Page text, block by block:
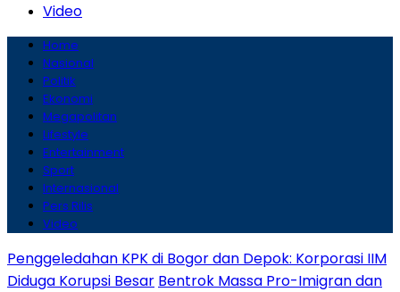
Video
Home
Nasional
Politik
Ekonomi
Megapolitan
Lifestyle
Entertainment
Sport
Internasional
Pers Rilis
Video
Penggeledahan KPK di Bogor dan Depok: Korporasi IIM
Diduga Korupsi Besar Bentrok Massa Pro-Imigran dan